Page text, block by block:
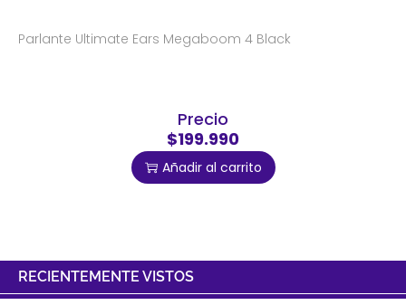
Parlante Ultimate Ears Megaboom 4 Black
Precio
$199.990
Añadir al carrito
RECIENTEMENTE VISTOS